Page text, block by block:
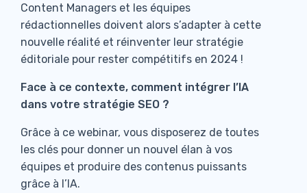
Content Managers et les équipes
rédactionnelles doivent alors s’adapter à cette
nouvelle réalité et réinventer leur stratégie
éditoriale pour rester compétitifs en 2024 !
Face à ce contexte, comment intégrer l’IA
dans votre stratégie SEO ?
Grâce à ce webinar, vous disposerez de toutes
les clés pour donner un nouvel élan à vos
équipes et produire des contenus puissants
grâce à l’IA.